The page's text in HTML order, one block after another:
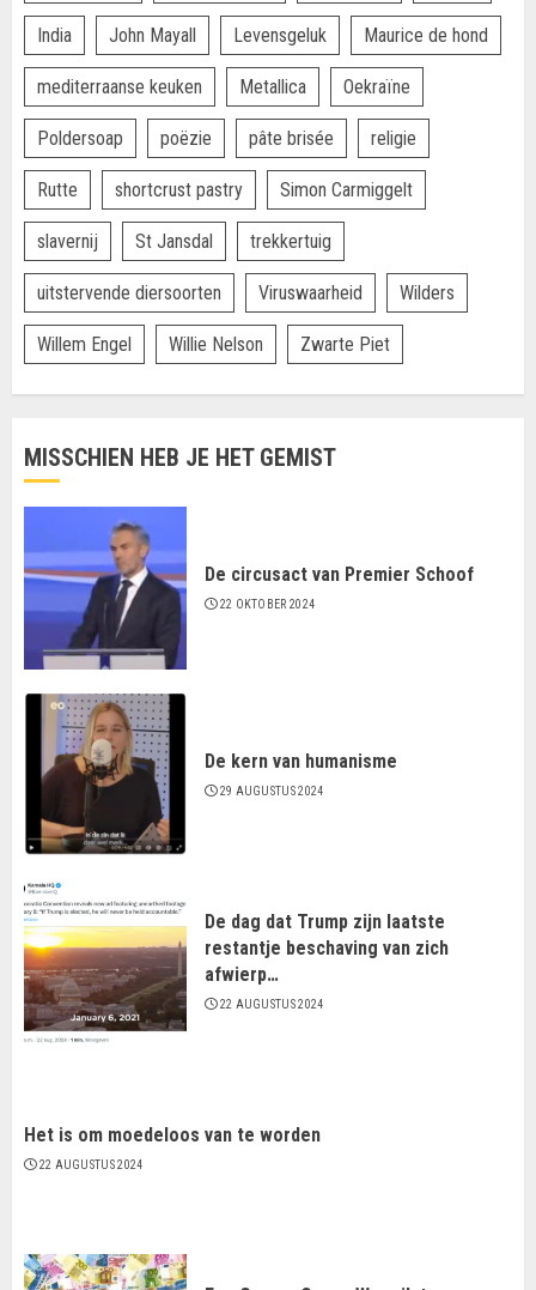
India John Mayall Levensgeluk Maurice de hond
mediterraanse keuken Metallica Oekraïne
Poldersoap poëzie pâte brisée religie
Rutte shortcrust pastry Simon Carmiggelt
slavernij St Jansdal trekkertuig
uitstervende diersoorten Viruswaarheid Wilders
Willem Engel Willie Nelson Zwarte Piet
MISSCHIEN HEB JE HET GEMIST
De circusact van Premier Schoof
22 OKTOBER 2024
De kern van humanisme
29 AUGUSTUS 2024
De dag dat Trump zijn laatste
restantje beschaving van zich
afwierp…
22 AUGUSTUS 2024
Het is om moedeloos van te worden
22 AUGUSTUS 2024